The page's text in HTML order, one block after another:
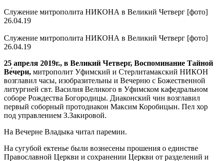
Служение митрополита НИКОНА в Великий Четверг [фото]
26.04.19
Служение митрополита НИКОНА в Великий Четверг [фото]
26.04.19
25 апреля 2019г., в Великий Четверг, Воспоминание Тайной
Ве́чери, митрополит Уфимский и Стерлитамакский НИКОН
возглавил часы, изобразительны и Вечерню с Божественной
литургией свт. Василия Великого в Уфимском кафедральном
соборе Рождества Богородицы. Диаконский чин возглавил
первый соборный протодиакон Максим Коробицын. Пел хор
под управлением З.Закировой.
На Вечерне Владыка читал паремии.
На сугубой ектенье были вознесены прошения о единстве
Православной Церкви и сохранении Церкви от разделений и